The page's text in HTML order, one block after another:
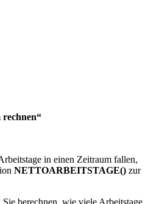
in einen Zeitraum fallen,
NETTOARBEITSTAGE() zur
berechnen, wie viele Arbeitstage